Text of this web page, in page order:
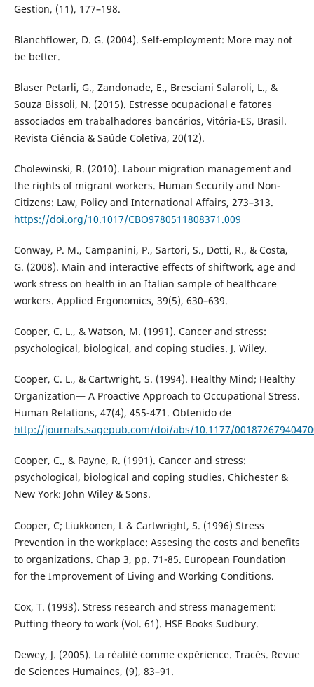
Gestion, (11), 177–198.
Blanchflower, D. G. (2004). Self-employment: More may not
be better.
Blaser Petarli, G., Zandonade, E., Bresciani Salaroli, L., &
Souza Bissoli, N. (2015). Estresse ocupacional e fatores
associados em trabalhadores bancários, Vitória-ES, Brasil.
Revista Ciência & Saúde Coletiva, 20(12).
Cholewinski, R. (2010). Labour migration management and
the rights of migrant workers. Human Security and Non-
Citizens: Law, Policy and International Affairs, 273–313.
https://doi.org/10.1017/CBO9780511808371.009
Conway, P. M., Campanini, P., Sartori, S., Dotti, R., & Costa,
G. (2008). Main and interactive effects of shiftwork, age and
work stress on health in an Italian sample of healthcare
workers. Applied Ergonomics, 39(5), 630–639.
Cooper, C. L., & Watson, M. (1991). Cancer and stress:
psychological, biological, and coping studies. J. Wiley.
Cooper, C. L., & Cartwright, S. (1994). Healthy Mind; Healthy
Organization— A Proactive Approach to Occupational Stress.
Human Relations, 47(4), 455-471. Obtenido de
http://journals.sagepub.com/doi/abs/10.1177/
Cooper, C., & Payne, R. (1991). Cancer and stress:
psychological, biological and coping studies. Chichester &
New York: John Wiley & Sons.
Cooper, C; Liukkonen, L & Cartwright, S. (1996) Stress
Prevention in the workplace: Assesing the costs and benefits
to organizations. Chap 3, pp. 71-85. European Foundation
for the Improvement of Living and Working Conditions.
Cox, T. (1993). Stress research and stress management:
Putting theory to work (Vol. 61). HSE Books Sudbury.
Dewey, J. (2005). La réalité comme expérience. Tracés. Revue
de Sciences Humaines, (9), 83–91.